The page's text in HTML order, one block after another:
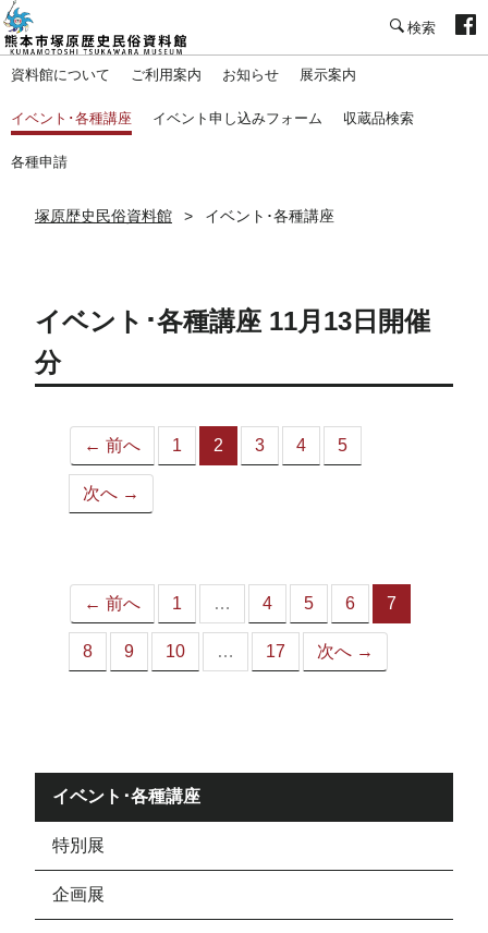
資料館について ご利用案内 お知らせ 展示案内
イベント･各種講座 イベント申し込みフォーム 収蔵品検索
各種申請
塚原歴史民俗資料館 イベント･各種講座
イベント･各種講座 11月13日開催
分
← 前へ 1 2
（こ
3 4 5
次へ →
← 前へ 1 … 4 5 6 7
8 9 10 … 17 次へ →
イベント･各種講座
特別展
企画展